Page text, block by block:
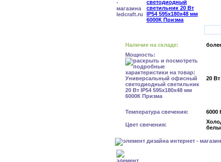
Наличие на складе:
Мощность:
20 Вт
Температура свечения: 6000
Цвет свечения: